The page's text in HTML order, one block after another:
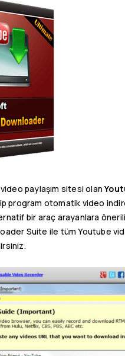
video paylaşım sitesi olan
program otomatik video
bir araç arayanlara
Suite ile tüm Youtube